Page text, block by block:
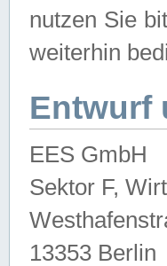
nutzen Sie
weiterhin
Entwurf
EES GmbH
Sektor F,
13353 Berlin